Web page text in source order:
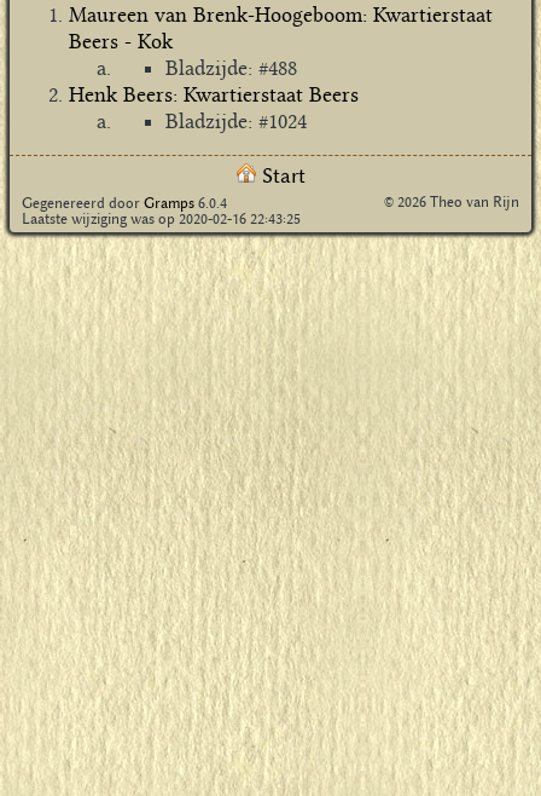
Maureen van Brenk-Hoogeboom: Kwartierstaat
Beers - Kok
Bladzijde: #488
Henk Beers: Kwartierstaat Beers
Bladzijde: #1024
Start
Gegenereerd door Gramps 6.0.4
Laatste wijziging was op 2020-02-16 22:43:25
© 2026 Theo van Rijn